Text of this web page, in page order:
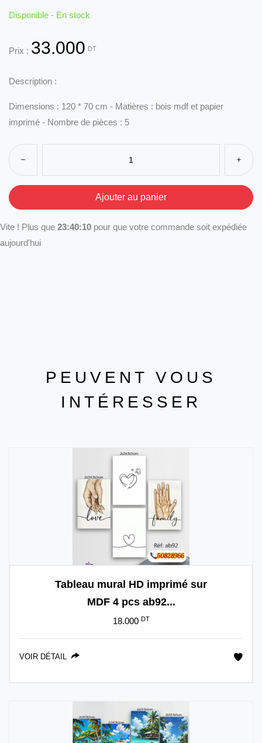
Disponible - En stock
Prix : 33.000 DT
Description :
Dimensions : 120 * 70 cm - Matières : bois mdf et papier
imprimé - Nombre de pièces : 5
Vite ! Plus que 23:40:10 pour que votre commande soit expédiée
aujourd'hui
PEUVENT VOUS
INTÉRESSER
Tableau mural HD imprimé sur
MDF 4 pcs ab92...
18.000 DT
VOIR DÉTAIL